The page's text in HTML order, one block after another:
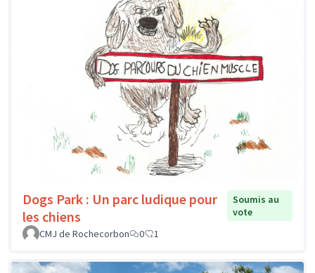
Dogs Park : Un parc ludique pour
les chiens
Soumis au
vote
CMJ de Rochecorbon
0 1